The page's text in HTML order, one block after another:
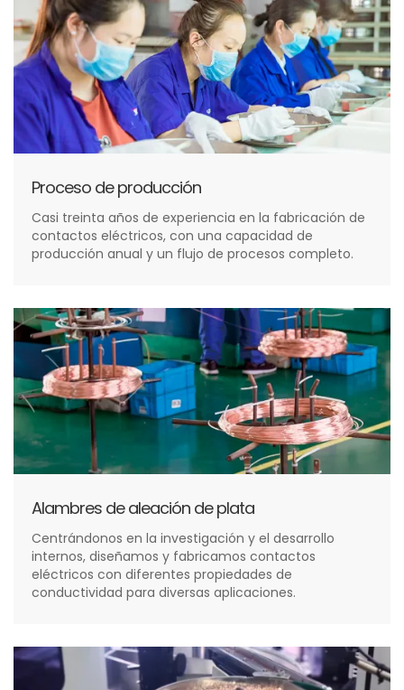
Proceso de producción
Casi treinta años de experiencia en la fabricación de
contactos eléctricos, con una capacidad de
producción anual y un flujo de procesos completo.
Alambres de aleación de plata
Centrándonos en la investigación y el desarrollo
internos, diseñamos y fabricamos contactos
eléctricos con diferentes propiedades de
conductividad para diversas aplicaciones.